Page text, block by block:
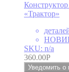
«Трактор»
SKU: n/a
360.00Р
Уведомить о